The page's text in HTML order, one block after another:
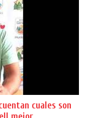
cuales son